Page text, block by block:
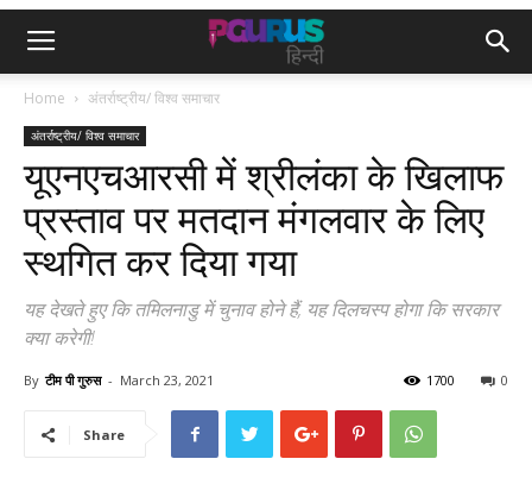
Home अंतर्राष्ट्रीय/ विश्व समाचार
अंतर्राष्ट्रीय/ विश्व समाचार
यूएनएचआरसी में श्रीलंका के खिलाफ
प्रस्ताव पर मतदान मंगलवार के लिए
स्थगित कर दिया गया
यह देखते हुए कि तमिलनाडु में चुनाव होने हैं, यह दिलचस्प होगा कि सरकार
क्या करेगी!
By टीम पी गुरुस - March 23, 2021 0
1700
Share